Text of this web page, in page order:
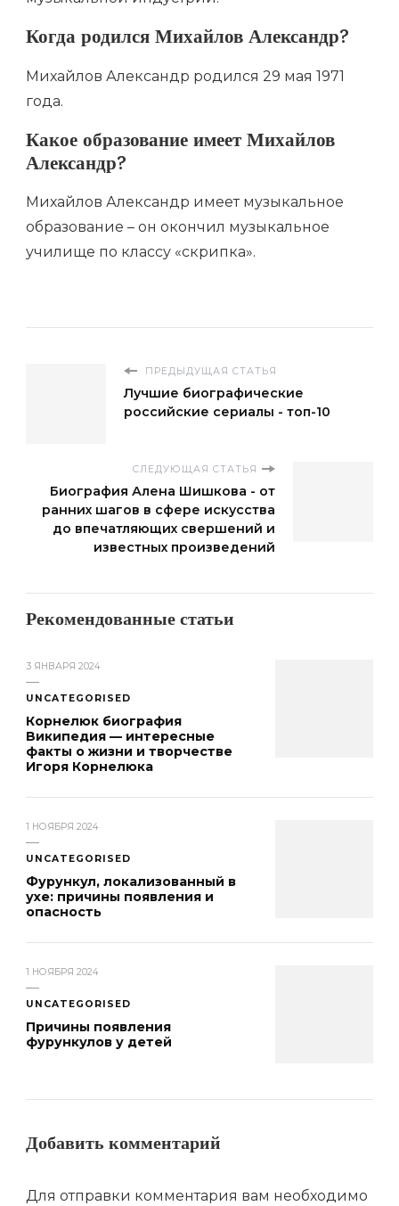
Когда родился Михайлов Александр?
Михайлов Александр родился 29 мая 1971
года.
Какое образование имеет Михайлов
Александр?
Михайлов Александр имеет музыкальное
образование – он окончил музыкальное
училище по классу «скрипка».
ПРЕДЫДУЩАЯ СТАТЬЯ
Лучшие биографические
российские сериалы - топ-10
СЛЕДУЮЩАЯ СТАТЬЯ
Биография Алена Шишкова - от
ранних шагов в сфере искусства
до впечатляющих свершений и
известных произведений
Рекомендованные статьи
3 ЯНВАРЯ 2024
UNCATEGORISED
Корнелюк биография
Википедия — интересные
факты о жизни и творчестве
Игоря Корнелюка
1 НОЯБРЯ 2024
UNCATEGORISED
Фурункул, локализованный в
ухе: причины появления и
опасность
1 НОЯБРЯ 2024
UNCATEGORISED
Причины появления
фурункулов у детей
Добавить комментарий
Для отправки комментария вам необходимо